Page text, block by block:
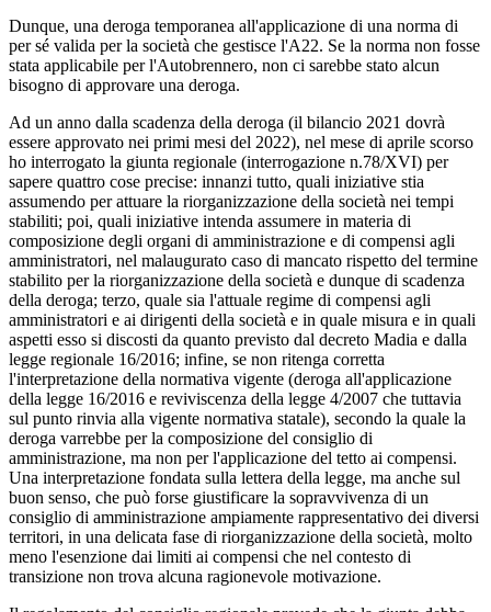
Dunque, una deroga temporanea all'applicazione di una norma di
per sé valida per la società che gestisce l'A22. Se la norma non fosse
stata applicabile per l'Autobrennero, non ci sarebbe stato alcun
bisogno di approvare una deroga.
Ad un anno dalla scadenza della deroga (il bilancio 2021 dovrà
essere approvato nei primi mesi del 2022), nel mese di aprile scorso
ho interrogato la giunta regionale (interrogazione n.78/XVI) per
sapere quattro cose precise: innanzi tutto, quali iniziative stia
assumendo per attuare la riorganizzazione della società nei tempi
stabiliti; poi, quali iniziative intenda assumere in materia di
composizione degli organi di amministrazione e di compensi agli
amministratori, nel malaugurato caso di mancato rispetto del termine
stabilito per la riorganizzazione della società e dunque di scadenza
della deroga; terzo, quale sia l'attuale regime di compensi agli
amministratori e ai dirigenti della società e in quale misura e in quali
aspetti esso si discosti da quanto previsto dal decreto Madia e dalla
legge regionale 16/2016; infine, se non ritenga corretta
l'interpretazione della normativa vigente (deroga all'applicazione
della legge 16/2016 e reviviscenza della legge 4/2007 che tuttavia
sul punto rinvia alla vigente normativa statale), secondo la quale la
deroga varrebbe per la composizione del consiglio di
amministrazione, ma non per l'applicazione del tetto ai compensi.
Una interpretazione fondata sulla lettera della legge, ma anche sul
buon senso, che può forse giustificare la sopravvivenza di un
consiglio di amministrazione ampiamente rappresentativo dei diversi
territori, in una delicata fase di riorganizzazione della società, molto
meno l'esenzione dai limiti ai compensi che nel contesto di
transizione non trova alcuna ragionevole motivazione.